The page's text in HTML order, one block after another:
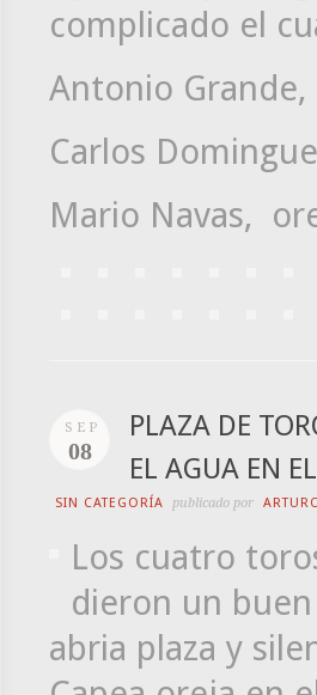
complicado el
Antonio
Carlos
Mario Navas,
SEP
08
PLAZA DE
EL AGUA EN
SIN CATEGORÍA publicado por
Los cuatro
dieron un
abria plaza y